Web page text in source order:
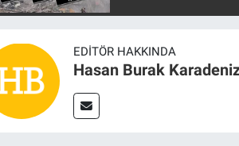
EDITÖR HAKKINDA
Hasan Burak